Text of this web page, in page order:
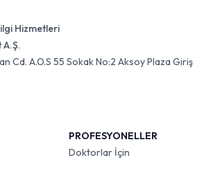
Hizmetleri
Cd. A.O.S 55 Sokak No:2 Aksoy Plaza Giriş
PROFESYONELLER
Doktorlar İçin